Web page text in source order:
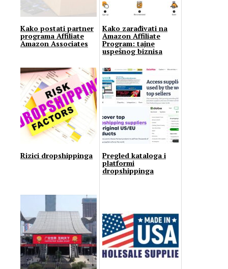
Kako postati partner
programa Affiliate
Amazon Associates
Kako zarađivati na
Amazon Affiliate
Program: tajne
uspešnog biznisa
Rizici dropshippinga Pregled kataloga i
platformi
dropshippinga